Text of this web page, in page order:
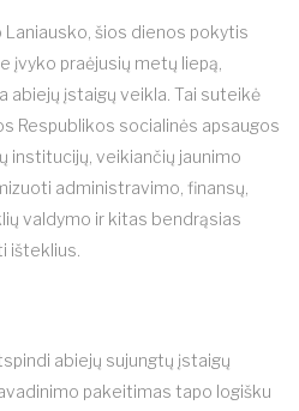
Laniausko, šios dienos pokytis
įvyko praėjusių metų liepą,
įstaigų veikla. Tai suteikė
Respublikos socialinės apsaugos
institucijų, veikiančių jaunimo
administravimo, finansų,
valdymo ir kitas bendrąsias
išteklius.
abiejų sujungtų įstaigų
pakeitimas tapo logišku